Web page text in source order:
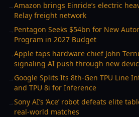
→Amazon brings Einride’s electric
Relay freight network
→ Pentagon Seeks $54bn for New
Program in 2027 Budget
→Apple taps hardware chief John
signaling AI push through new
→ Google Splits Its 8th-Gen TPU Line
and TPU 8i for Inference
→Sony AI’s ‘Ace’ robot defeats elite
real-world matches